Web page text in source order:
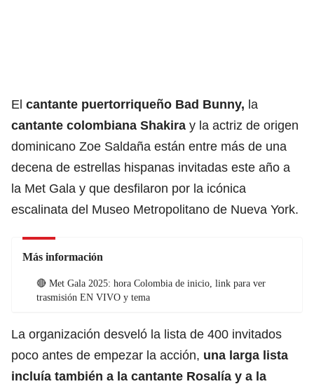
El cantante puertorriqueño Bad Bunny, la
cantante colombiana Shakira y la actriz de origen
dominicano Zoe Saldaña están entre más de una
decena de estrellas hispanas invitadas este año a
la Met Gala y que desfilaron por la icónica
escalinata del Museo Metropolitano de Nueva York.
Más información
🔴 Met Gala 2025: hora Colombia de inicio, link para ver
trasmisión EN VIVO y tema
La organización desveló la lista de 400 invitados
poco antes de empezar la acción, una larga lista
incluía también a la cantante Rosalía y a la